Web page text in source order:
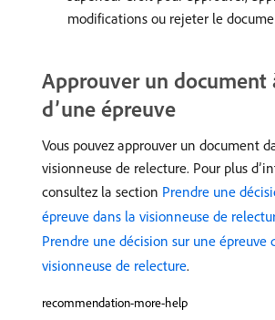
modifications ou rejeter le
Approuver un document
d’une épreuve
Vous pouvez approuver un document
visionneuse de relecture. Pour plus
consultez la section Prendre une
épreuve dans la visionneuse de
Prendre une décision sur une épreuve
visionneuse de relecture.
recommendation-more-help